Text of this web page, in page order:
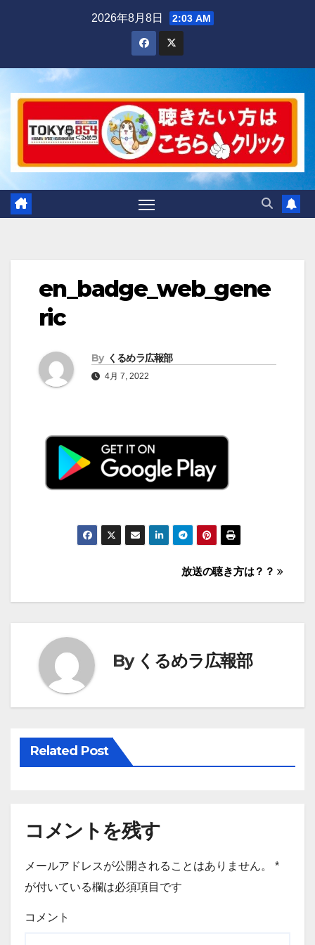
2026年8月8日 2:03 AM
en_badge_web_gene
ric
By くるめラ広報部
4月 7, 2022
稿
ナ
ビ
ゲ
シ
放送の聴き方は？？
By くるめラ広報部
Related Post
コメントを残す
メールアドレスが公開されることはありません。
*
が付いている欄は必須項目です
コメント